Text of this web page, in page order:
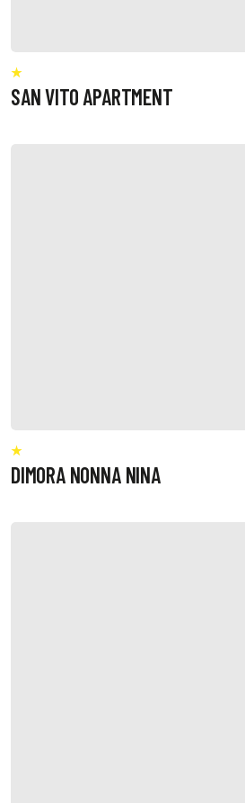
SAN VITO APARTMENT
DIMORA NONNA NINA